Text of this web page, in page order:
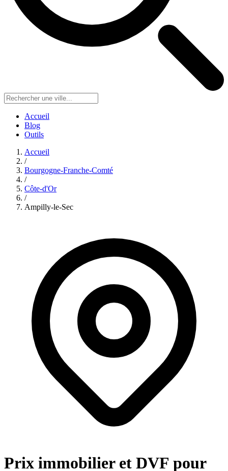
Accueil
Blog
Outils
Accueil
/
Bourgogne-Franche-Comté
/
Côte-d'Or
/
Ampilly-le-Sec
Prix immobilier et DVF pour